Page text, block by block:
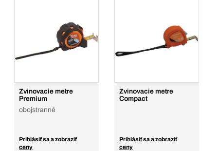
Zvinovacie metre
Premium
obojstranné
Prihlásiť sa a zobraziť
ceny
Zvinovacie metre
Compact
Prihlásiť sa a zobraziť
ceny